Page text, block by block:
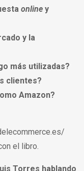
online y
y la
más utilizadas?
clientes?
Amazon?
el libro.
Torres hablando